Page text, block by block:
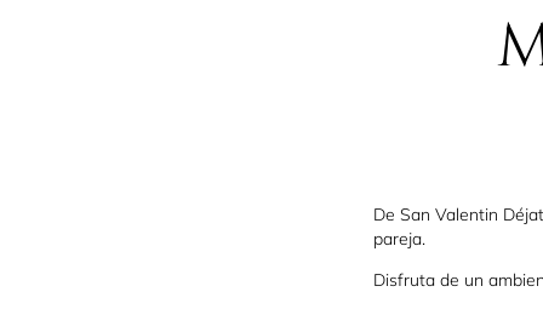
De San Valentin
pareja.
Disfruta de un